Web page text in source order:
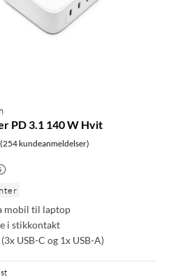
PD 3.1 140 W Hvit
(254 kundeanmeldelser)
mobil til laptop
i stikkontakt
USB-C og 1x USB-A)